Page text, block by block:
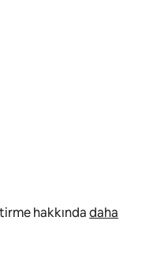
hakkındadaha